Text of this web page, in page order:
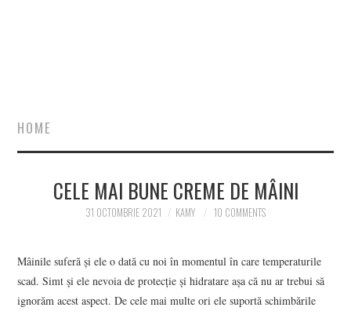
HOME
CELE MAI BUNE CREME DE MÂINI
31 OCTOMBRIE 2021 KAMY 10 COMMENTS
Mâinile suferă și ele o dată cu noi în momentul în care temperaturile
scad. Simt și ele nevoia de protecție și hidratare așa că nu ar trebui să
ignorăm acest aspect. De cele mai multe ori ele suportă schimbările